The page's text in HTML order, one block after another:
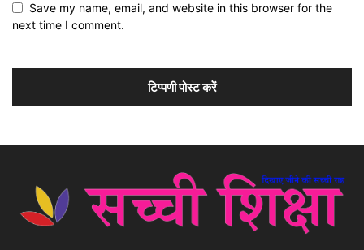
Save my name, email, and website in this browser for the
next time I comment.